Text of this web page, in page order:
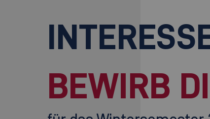
BEWIRB